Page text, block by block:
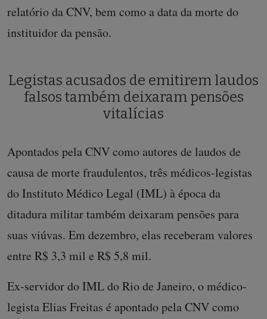
relatório da CNV, bem como a data da morte do
instituidor da pensão.
Legistas acusados de emitirem laudos
falsos também deixaram pensões
vitalícias
Apontados pela CNV como autores de laudos de
causa de morte fraudulentos, três médicos-legistas
do Instituto Médico Legal (IML) à época da
ditadura militar também deixaram pensões para
suas viúvas. Em dezembro, elas receberam valores
entre R$ 3,3 mil e R$ 5,8 mil.
Ex-servidor do IML do Rio de Janeiro, o médico-
legista Elias Freitas é apontado pela CNV como